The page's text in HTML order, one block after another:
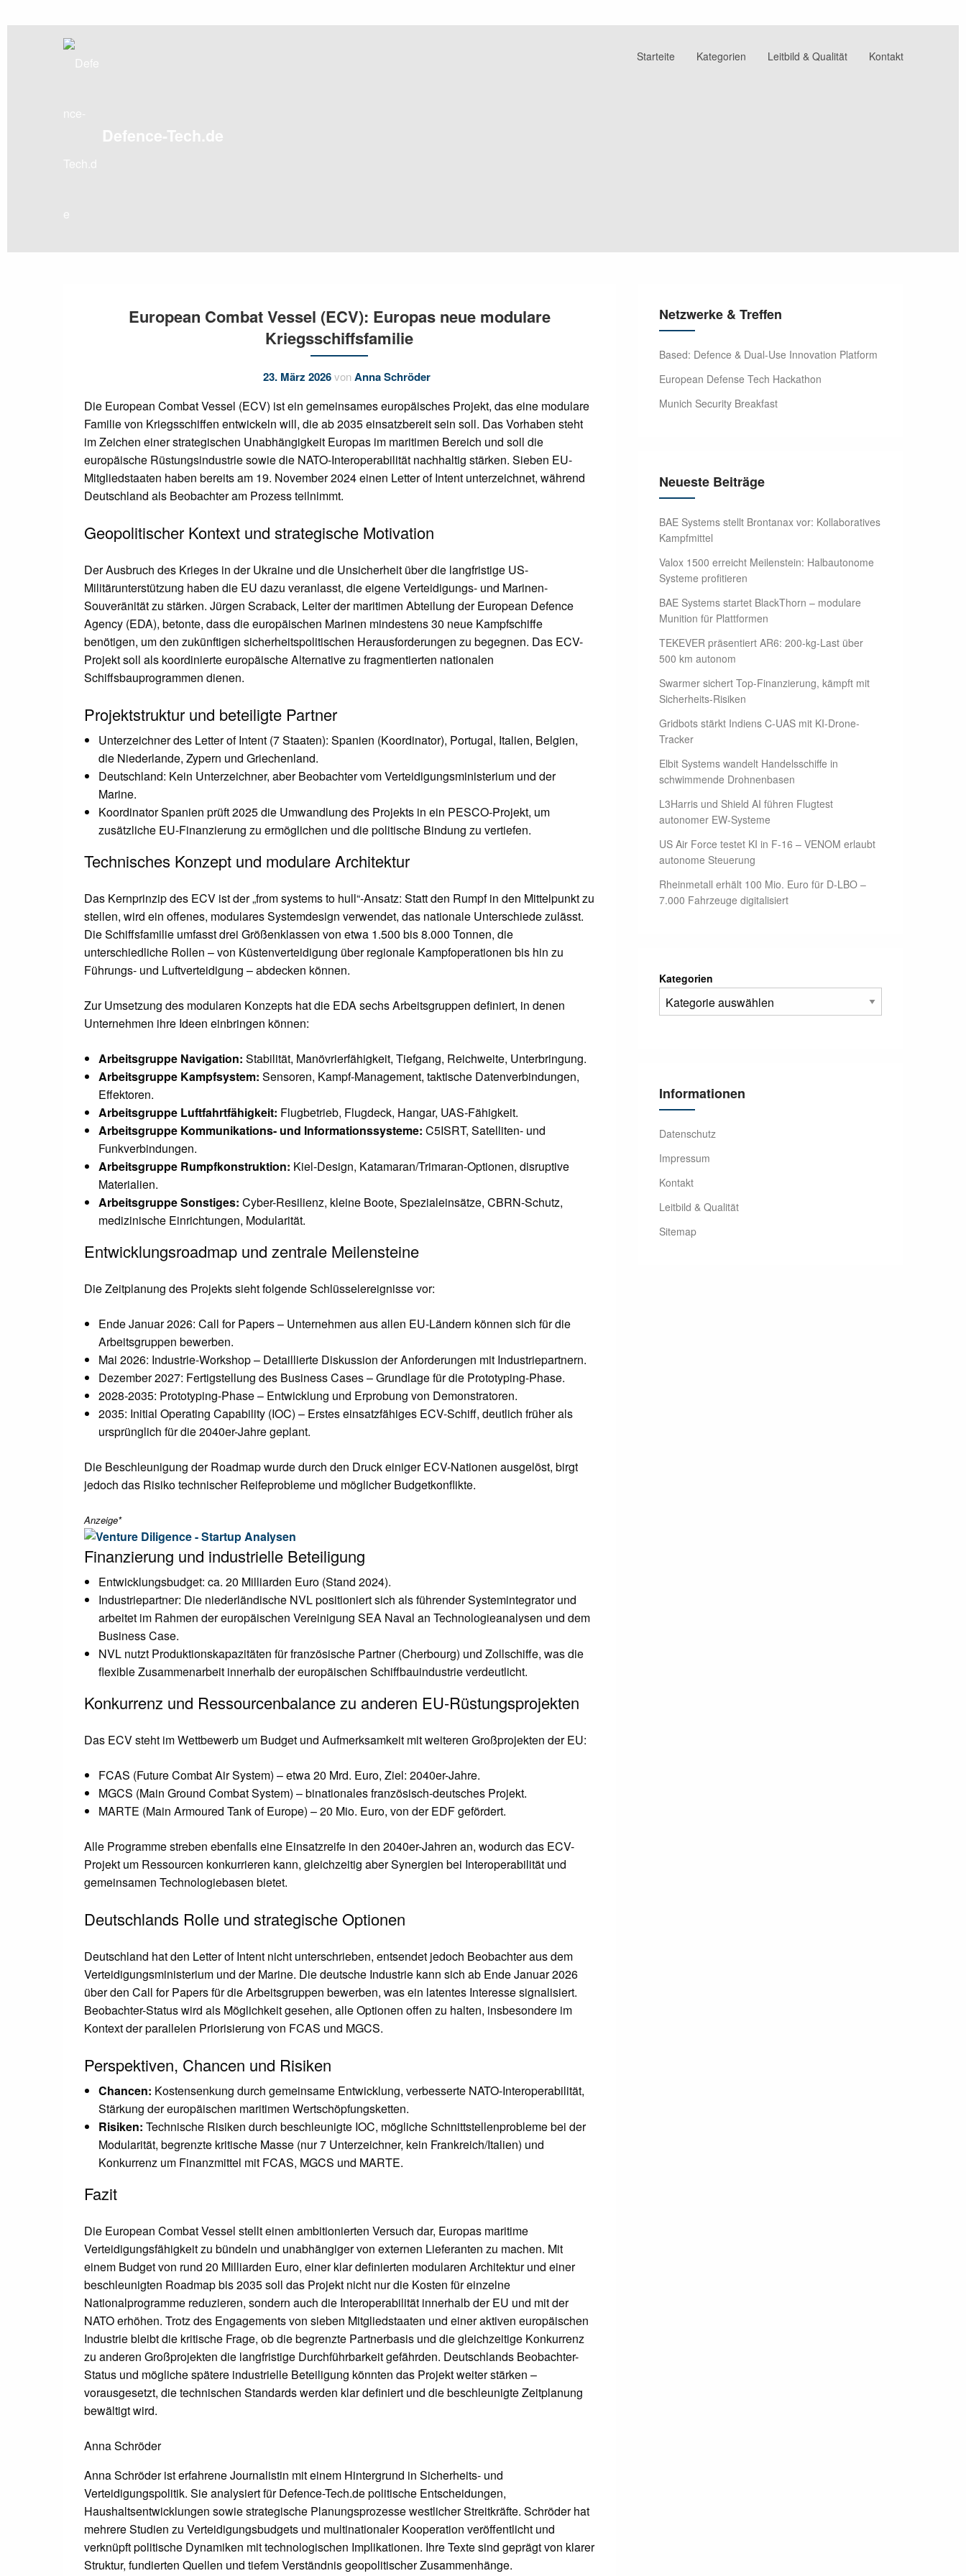
Defence-Tech.de
Starteite Kategorien Leitbild & Qualität Kontakt
European Combat Vessel (ECV): Europas neue modulare
Kriegsschiffsfamilie
23. März 2026 von Anna Schröder
Die European Combat Vessel (ECV) ist ein gemeinsames europäisches Projekt, das eine modulare
Familie von Kriegsschiffen entwickeln will, die ab 2035 einsatzbereit sein soll. Das Vorhaben steht
im Zeichen einer strategischen Unabhängigkeit Europas im maritimen Bereich und soll die
europäische Rüstungsindustrie sowie die NATO-Interoperabilität nachhaltig stärken. Sieben EU-
Mitgliedstaaten haben bereits am 19. November 2024 einen Letter of Intent unterzeichnet, während
Deutschland als Beobachter am Prozess teilnimmt.
Geopolitischer Kontext und strategische Motivation
Der Ausbruch des Krieges in der Ukraine und die Unsicherheit über die langfristige US-
Militärunterstützung haben die EU dazu veranlasst, die eigene Verteidigungs- und Marinen-
Souveränität zu stärken. Jürgen Scraback, Leiter der maritimen Abteilung der European Defence
Agency (EDA), betonte, dass die europäischen Marinen mindestens 30 neue Kampfschiffe
benötigen, um den zukünftigen sicherheitspolitischen Herausforderungen zu begegnen. Das ECV-
Projekt soll als koordinierte europäische Alternative zu fragmentierten nationalen
Schiffsbauprogrammen dienen.
Projektstruktur und beteiligte Partner
Unterzeichner des Letter of Intent (7 Staaten): Spanien (Koordinator), Portugal, Italien, Belgien,
die Niederlande, Zypern und Griechenland.
Deutschland: Kein Unterzeichner, aber Beobachter vom Verteidigungsministerium und der
Marine.
Koordinator Spanien prüft 2025 die Umwandlung des Projekts in ein PESCO-Projekt, um
zusätzliche EU-Finanzierung zu ermöglichen und die politische Bindung zu vertiefen.
Technisches Konzept und modulare Architektur
Das Kernprinzip des ECV ist der „from systems to hull“-Ansatz: Statt den Rumpf in den Mittelpunkt zu
stellen, wird ein offenes, modulares Systemdesign verwendet, das nationale Unterschiede zulässt.
Die Schiffsfamilie umfasst drei Größenklassen von etwa 1.500 bis 8.000 Tonnen, die
unterschiedliche Rollen – von Küstenverteidigung über regionale Kampfoperationen bis hin zu
Führungs- und Luftverteidigung – abdecken können.
Zur Umsetzung des modularen Konzepts hat die EDA sechs Arbeitsgruppen definiert, in denen
Unternehmen ihre Ideen einbringen können:
Arbeitsgruppe Navigation: Stabilität, Manövrierfähigkeit, Tiefgang, Reichweite, Unterbringung.
Arbeitsgruppe Kampfsystem: Sensoren, Kampf-Management, taktische Datenverbindungen,
Effektoren.
Arbeitsgruppe Luftfahrtfähigkeit: Flugbetrieb, Flugdeck, Hangar, UAS-Fähigkeit.
Arbeitsgruppe Kommunikations- und Informationssysteme: C5ISRT, Satelliten- und
Funkverbindungen.
Arbeitsgruppe Rumpfkonstruktion: Kiel-Design, Katamaran/Trimaran-Optionen, disruptive
Materialien.
Arbeitsgruppe Sonstiges: Cyber-Resilienz, kleine Boote, Spezialeinsätze, CBRN-Schutz,
medizinische Einrichtungen, Modularität.
Entwicklungsroadmap und zentrale Meilensteine
Die Zeitplanung des Projekts sieht folgende Schlüsselereignisse vor:
Ende Januar 2026: Call for Papers – Unternehmen aus allen EU-Ländern können sich für die
Arbeitsgruppen bewerben.
Mai 2026: Industrie-Workshop – Detaillierte Diskussion der Anforderungen mit Industriepartnern.
Dezember 2027: Fertigstellung des Business Cases – Grundlage für die Prototyping-Phase.
2028-2035: Prototyping-Phase – Entwicklung und Erprobung von Demonstratoren.
2035: Initial Operating Capability (IOC) – Erstes einsatzfähiges ECV-Schiff, deutlich früher als
ursprünglich für die 2040er-Jahre geplant.
Die Beschleunigung der Roadmap wurde durch den Druck einiger ECV-Nationen ausgelöst, birgt
jedoch das Risiko technischer Reifeprobleme und möglicher Budgetkonflikte.
Anzeige*
Finanzierung und industrielle Beteiligung
Entwicklungsbudget: ca. 20 Milliarden Euro (Stand 2024).
Industriepartner: Die niederländische NVL positioniert sich als führender Systemintegrator und
arbeitet im Rahmen der europäischen Vereinigung SEA Naval an Technologieanalysen und dem
Business Case.
NVL nutzt Produktionskapazitäten für französische Partner (Cherbourg) und Zollschiffe, was die
flexible Zusammenarbeit innerhalb der europäischen Schiffbauindustrie verdeutlicht.
Konkurrenz und Ressourcenbalance zu anderen EU-Rüstungsprojekten
Das ECV steht im Wettbewerb um Budget und Aufmerksamkeit mit weiteren Großprojekten der EU:
FCAS (Future Combat Air System) – etwa 20 Mrd. Euro, Ziel: 2040er-Jahre.
MGCS (Main Ground Combat System) – binationales französisch-deutsches Projekt.
MARTE (Main Armoured Tank of Europe) – 20 Mio. Euro, von der EDF gefördert.
Alle Programme streben ebenfalls eine Einsatzreife in den 2040er-Jahren an, wodurch das ECV-
Projekt um Ressourcen konkurrieren kann, gleichzeitig aber Synergien bei Interoperabilität und
gemeinsamen Technologiebasen bietet.
Deutschlands Rolle und strategische Optionen
Deutschland hat den Letter of Intent nicht unterschrieben, entsendet jedoch Beobachter aus dem
Verteidigungsministerium und der Marine. Die deutsche Industrie kann sich ab Ende Januar 2026
über den Call for Papers für die Arbeitsgruppen bewerben, was ein latentes Interesse signalisiert.
Beobachter-Status wird als Möglichkeit gesehen, alle Optionen offen zu halten, insbesondere im
Kontext der parallelen Priorisierung von FCAS und MGCS.
Perspektiven, Chancen und Risiken
Chancen: Kostensenkung durch gemeinsame Entwicklung, verbesserte NATO-Interoperabilität,
Stärkung der europäischen maritimen Wertschöpfungsketten.
Risiken: Technische Risiken durch beschleunigte IOC, mögliche Schnittstellenprobleme bei der
Modularität, begrenzte kritische Masse (nur 7 Unterzeichner, kein Frankreich/Italien) und
Konkurrenz um Finanzmittel mit FCAS, MGCS und MARTE.
Fazit
Die European Combat Vessel stellt einen ambitionierten Versuch dar, Europas maritime
Verteidigungsfähigkeit zu bündeln und unabhängiger von externen Lieferanten zu machen. Mit
einem Budget von rund 20 Milliarden Euro, einer klar definierten modularen Architektur und einer
beschleunigten Roadmap bis 2035 soll das Projekt nicht nur die Kosten für einzelne
Nationalprogramme reduzieren, sondern auch die Interoperabilität innerhalb der EU und mit der
NATO erhöhen. Trotz des Engagements von sieben Mitgliedstaaten und einer aktiven europäischen
Industrie bleibt die kritische Frage, ob die begrenzte Partnerbasis und die gleichzeitige Konkurrenz
zu anderen Großprojekten die langfristige Durchführbarkeit gefährden. Deutschlands Beobachter-
Status und mögliche spätere industrielle Beteiligung könnten das Projekt weiter stärken –
vorausgesetzt, die technischen Standards werden klar definiert und die beschleunigte Zeitplanung
bewältigt wird.
Anna Schröder
Anna Schröder ist erfahrene Journalistin mit einem Hintergrund in Sicherheits- und
Verteidigungspolitik. Sie analysiert für Defence-Tech.de politische Entscheidungen,
Haushaltsentwicklungen sowie strategische Planungsprozesse westlicher Streitkräfte. Schröder hat
mehrere Studien zu Verteidigungsbudgets und multinationaler Kooperation veröffentlicht und
verknüpft politische Dynamiken mit technologischen Implikationen. Ihre Texte sind geprägt von klarer
Struktur, fundierten Quellen und tiefem Verständnis geopolitischer Zusammenhänge.
Netzwerke & Treffen
Based: Defence & Dual-Use Innovation Platform
European Defense Tech Hackathon
Munich Security Breakfast
Neueste Beiträge
BAE Systems stellt Brontanax vor: Kollaboratives
Kampfmittel
Valox 1500 erreicht Meilenstein: Halbautonome
Systeme profitieren
BAE Systems startet BlackThorn – modulare
Munition für Plattformen
TEKEVER präsentiert AR6: 200-kg-Last über
500 km autonom
Swarmer sichert Top-Finanzierung, kämpft mit
Sicherheits-Risiken
Gridbots stärkt Indiens C-UAS mit KI-Drone-
Tracker
Elbit Systems wandelt Handelsschiffe in
schwimmende Drohnenbasen
L3Harris und Shield AI führen Flugtest
autonomer EW-Systeme
US Air Force testet KI in F-16 – VENOM erlaubt
autonome Steuerung
Rheinmetall erhält 100 Mio. Euro für D-LBO –
7.000 Fahrzeuge digitalisiert
Kategorien
Informationen
Datenschutz
Impressum
Kontakt
Leitbild & Qualität
Sitemap